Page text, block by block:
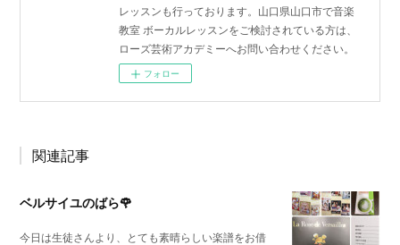
レッスンも行っております。山口県山口市で音楽
教室 ボーカルレッスンをご検討されている方は、
ローズ芸術アカデミーへお問い合わせください。
フォロー
関連記事
ベルサイユのばら🌹
今日は生徒さんより、とても素晴らしい楽譜をお借